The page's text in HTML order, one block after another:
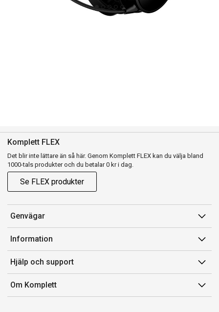
Komplett FLEX
Det blir inte lättare än så här. Genom Komplett FLEX kan du välja bland
1000-tals produkter och du betalar 0 kr i dag.
Se FLEX produkter
Genvägar
Konto
Orderhistorik
Presentkort
Komplett Club
Information
Försäljningsvillkor
Medlemsvillkor for Komplett Club
Lediga tjänster
Hjälp och support
Kontakta oss
Kundservice
Om Komplett